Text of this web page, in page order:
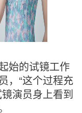
始的试镜工作
，“这个过程充
演员身上看到